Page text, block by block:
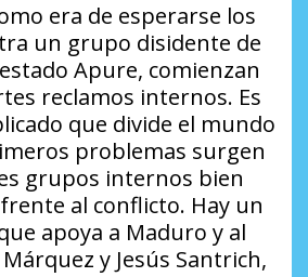
era de esperarse los
un grupo disidente de
estado Apure, comienzan
reclamos internos. Es
que divide el mundo
problemas surgen
grupos internos bien
al conflicto. Hay un
apoya a Maduro y al
y Jesús Santrich,